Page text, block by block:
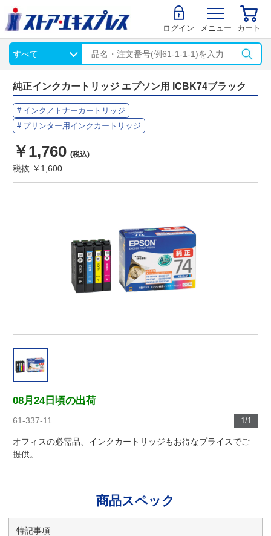
ログイン メニュー カート
純正インクカートリッジ エプソン用 ICBK74ブラック
インク／トナーカートリッジ
プリンター用インクカートリッジ
￥1,760 (税込)
税抜 ￥1,600
1/1
08月24日頃の出荷
61-337-11
オフィスの必需品、インクカートリッジもお得なプライスでご
提供。
商品スペック
特記事項